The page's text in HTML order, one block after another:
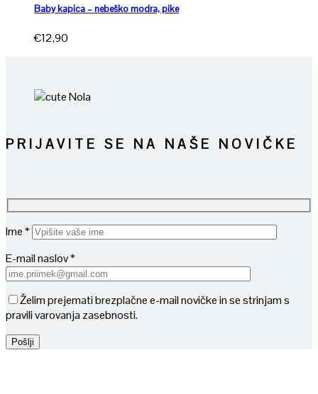
Baby kapica – nebeško modra, pike
€12,90
PRIJAVITE SE NA NAŠE NOVIČKE
Ime *
E-mail naslov *
Želim prejemati brezplačne e-mail novičke in se strinjam s
pravili varovanja zasebnosti.